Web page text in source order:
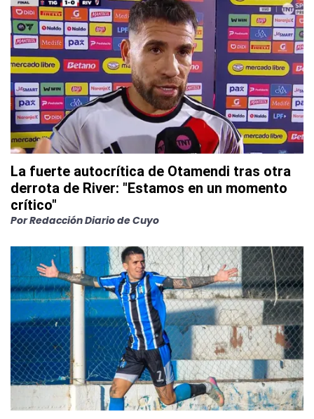
La fuerte autocrítica de Otamendi tras otra
derrota de River: "Estamos en un momento
crítico"
PorRedacción Diario de Cuyo